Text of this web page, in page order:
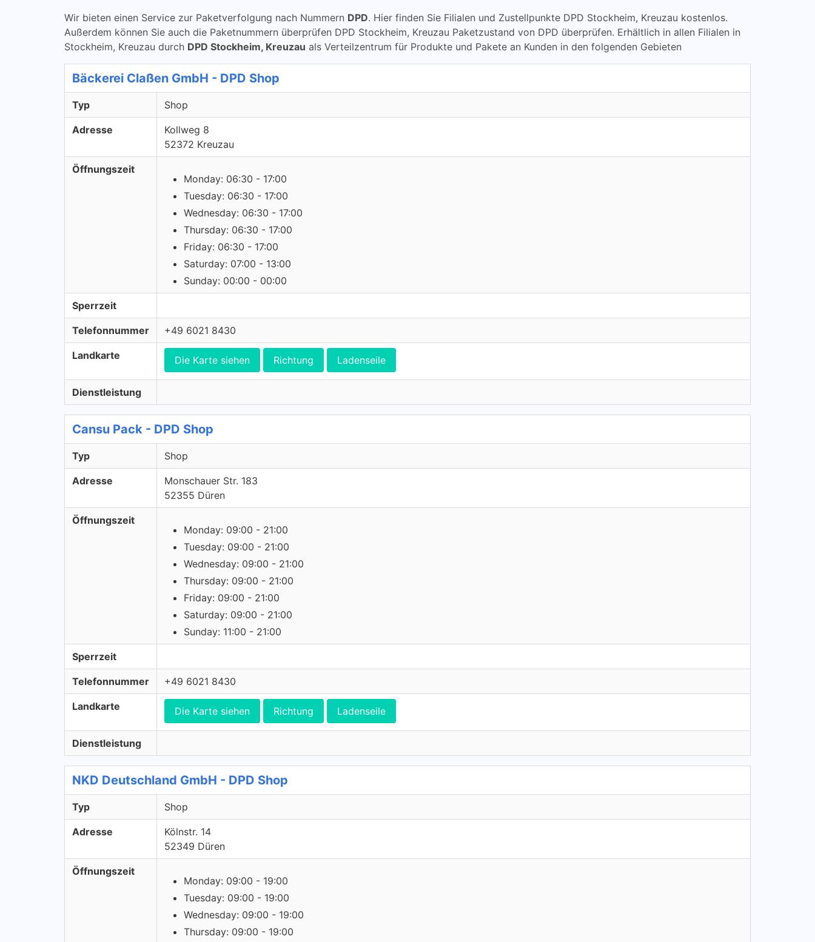
Wir bieten einen Service zur Paketverfolgung nach Nummern DPD. Hier finden Sie Filialen und Zustellpunkte DPD Stockheim, Kreuzau kostenlos.
Außerdem können Sie auch die Paketnummern überprüfen DPD Stockheim, Kreuzau Paketzustand von DPD überprüfen. Erhältlich in allen Filialen in
Stockheim, Kreuzau durch DPD Stockheim, Kreuzau als Verteilzentrum für Produkte und Pakete an Kunden in den folgenden Gebieten
Bäckerei Claßen GmbH - DPD Shop
Typ Shop
Adresse
Kollweg 8
52372 Kreuzau
Öffnungszeit
Monday: 06:30 - 17:00
Tuesday: 06:30 - 17:00
Wednesday: 06:30 - 17:00
Thursday: 06:30 - 17:00
Friday: 06:30 - 17:00
Saturday: 07:00 - 13:00
Sunday: 00:00 - 00:00
Sperrzeit
Telefonnummer +49 6021 8430
Landkarte Die Karte siehen Richtung Ladenseile
Dienstleistung
Cansu Pack - DPD Shop
Typ Shop
Adresse
Monschauer Str. 183
52355 Düren
Öffnungszeit
Monday: 09:00 - 21:00
Tuesday: 09:00 - 21:00
Wednesday: 09:00 - 21:00
Thursday: 09:00 - 21:00
Friday: 09:00 - 21:00
Saturday: 09:00 - 21:00
Sunday: 11:00 - 21:00
Sperrzeit
Telefonnummer +49 6021 8430
Landkarte Die Karte siehen Richtung Ladenseile
Dienstleistung
NKD Deutschland GmbH - DPD Shop
Typ Shop
Adresse
Kölnstr. 14
52349 Düren
Öffnungszeit
Monday: 09:00 - 19:00
Tuesday: 09:00 - 19:00
Wednesday: 09:00 - 19:00
Thursday: 09:00 - 19:00